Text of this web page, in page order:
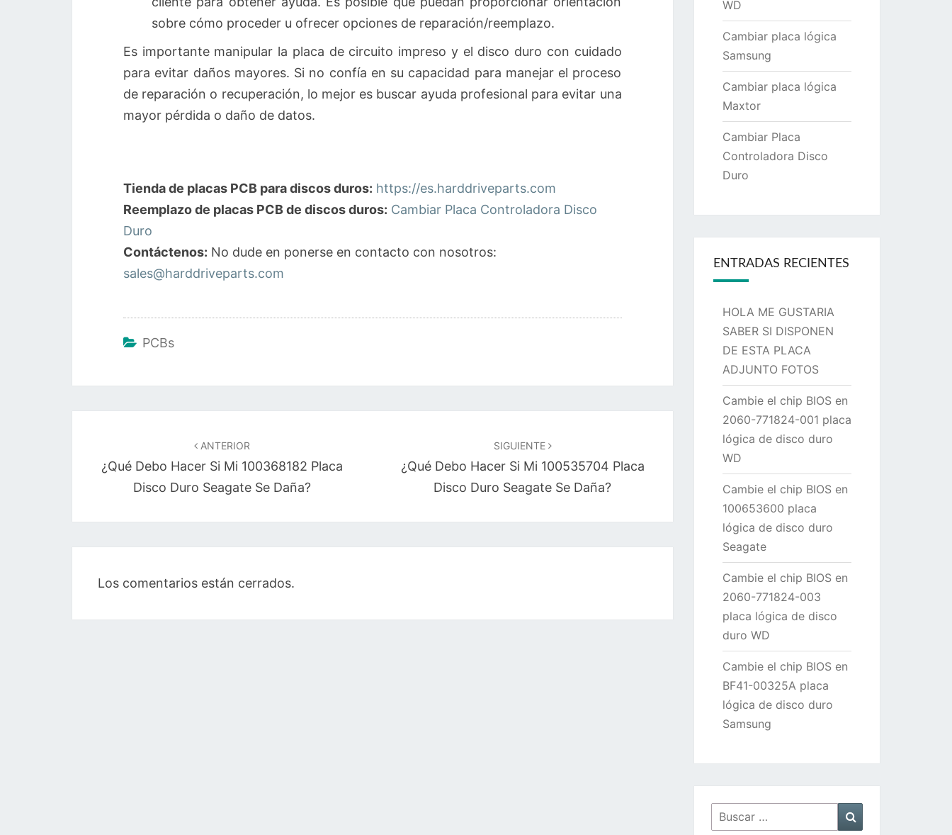
sobre cómo proceder u ofrecer opciones de reparación/reemplazo.
Es importante manipular la placa de circuito impreso y el disco duro con cuidado
para evitar daños mayores. Si no confía en su capacidad para manejar el proceso
de reparación o recuperación, lo mejor es buscar ayuda profesional para evitar una
mayor pérdida o daño de datos.
Tienda de placas PCB para discos duros: https://es.harddriveparts.com
Reemplazo de placas PCB de discos duros: Cambiar Placa Controladora Disco
Duro
Contáctenos: No dude en ponerse en contacto con nosotros:
sales@harddriveparts.com
PCBs
entradas
ANTERIOR
¿Qué Debo Hacer Si Mi 100368182 Placa
Disco Duro Seagate Se Daña?
SIGUIENTE
¿Qué Debo Hacer Si Mi 100535704 Placa
Disco Duro Seagate Se Daña?
Los comentarios están cerrados.
WD
Cambiar placa lógica
Samsung
Cambiar placa lógica
Maxtor
Cambiar Placa
Controladora Disco
Duro
ENTRADAS RECIENTES
HOLA ME GUSTARIA
SABER SI DISPONEN
DE ESTA PLACA
ADJUNTO FOTOS
Cambie el chip BIOS en
2060-771824-001 placa
lógica de disco duro
WD
Cambie el chip BIOS en
100653600 placa
lógica de disco duro
Seagate
Cambie el chip BIOS en
2060-771824-003
placa lógica de disco
duro WD
Cambie el chip BIOS en
BF41-00325A placa
lógica de disco duro
Samsung
Buscar
por: